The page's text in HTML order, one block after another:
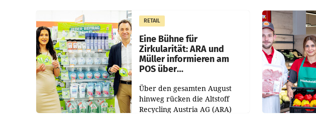
erwirtschaftet, was einem Plus
von 3,8 Prozent gegenüber
dem Vergleichszeitraum
RETAIL
Eine Bühne für
Zirkularität: ARA und
Müller informieren am
POS über
Über den gesamten August
hinweg rücken die Altstoff
Recycling Austria AG (ARA)